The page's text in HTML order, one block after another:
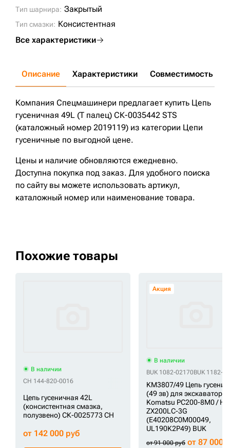
Тип шарнира: Закрытый
Тип смазки: Консистентная
Все характеристики
Описание Характеристики Совместимость
Компания Спецмашинери предлагает купить Цепь
гусеничная 49L (Т палец) СК-0035442 STS
(каталожный номер 2019119) из категории Цепи
гусеничные по выгодной цене.
Цены и наличие обновляются ежедневно.
Доступна покупка под заказ. Для удобного поиска
по сайту вы можете использовать артикул,
каталожный номер или наименование товара.
Похожие товары
В наличии
CH 144-820-0016
Цепь гусеничная 42L
(консистентная смазка,
полузвено) СК-0025773 CH
от 142 000 руб
Акция
В наличии
BUK 1082-02170BUK 1182-
KM3807/49 Цепь
(49 зв) для экскаваторов
Komatsu PC200-8M0 /
ZX200LC-3G
(E40208C0M00049,
UL190K2P49) BUK
от 91 000 руб от 87 000